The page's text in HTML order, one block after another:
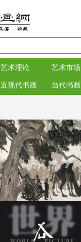
艺术理论 艺术市场
近现代书画 当代书画